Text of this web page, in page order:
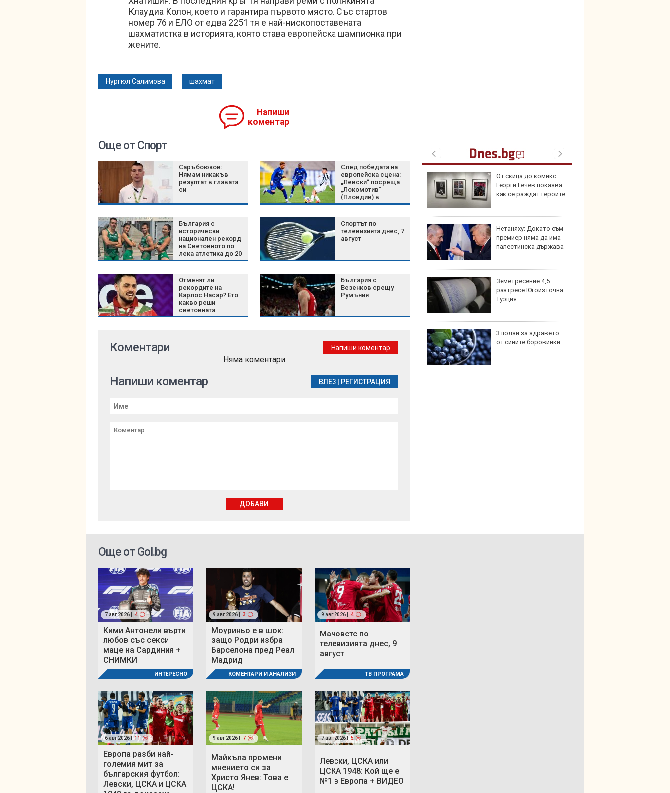
Клаудиа Колон, което и гарантира първото място. Със стартов
номер 76 и ЕЛО от едва 2251 тя е най-нископоставената
шахматистка в историята, която става европейска шампионка при
жените.
Нургюл Салимова шахмат
Напиши
коментар
Още от Спорт
Саръбоюков:
Нямам никакъв
резултат в главата
си
След победата на
европейска сцена:
„Левски“ посреща
„Локомотив“
(Пловдив) в
първенството на
България с
исторически
национален рекорд
на Световното по
лека атлетика до 20
години
Спортът по
телевизията днес, 7
август
Отменят ли
рекордите на
Карлос Насар? Ето
какво реши
световната
федерация след
България с
Везенков срещу
Румъния
Защо комарите хапят
едни хора повече от
други? Науката има
обяснение
Пожар унищожи
покрива на бивша
Нетаняху отхвърли
плана на Тръмп за
Газа: Израел няма да
предложи 100 евро
подкуп на полицаи
От скица до комикс:
Георги Гечев показва
как се раждат героите
Нетаняху: Докато съм
премиер няма да има
палестинска държава
Земетресение 4,5
разтресе Югоизточна
Турция
3 ползи за здравето
от сините боровинки
Коментари Напиши коментар
Няма коментари
Напиши коментар ВЛЕЗ РЕГИСТРАЦИЯ
ДОБАВИ
Още от Gol.bg
7 авг 2026 | 4
Кими Антонели върти
любов със секси
маце на Сардиния +
СНИМКИ
ИНТЕРЕСНО
9 авг 2026 | 3
Моуриньо е в шок:
защо Родри избра
Барселона пред Реал
Мадрид
КОМЕНТАРИ И АНАЛИЗИ
9 авг 2026 | 4
Мачовете по
телевизията днес, 9
август
ТВ ПРОГРАМА
6 авг 2026 | 11
Европа разби най-
големия мит за
българския футбол:
Левски, ЦСКА и ЦСКА
9 авг 2026 | 7
Майкъла промени
мнението си за
Христо Янев: Това е
ЦСКА!
7 авг 2026 | 5
Левски, ЦСКА или
ЦСКА 1948: Кой ще е
№1 в Европа + ВИДЕО